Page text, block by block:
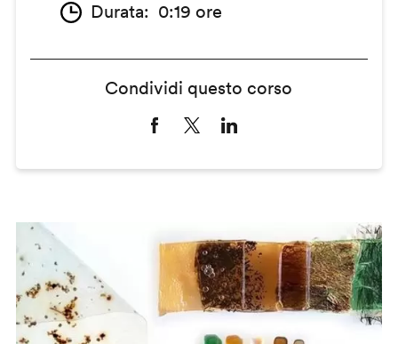
Durata 0:19 ore
Condividi questo corso